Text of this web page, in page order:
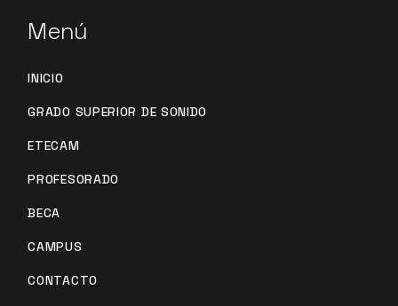
Menú
INICIO
GRADO SUPERIOR DE SONIDO
ETECAM
PROFESORADO
BECA
CAMPUS
CONTACTO